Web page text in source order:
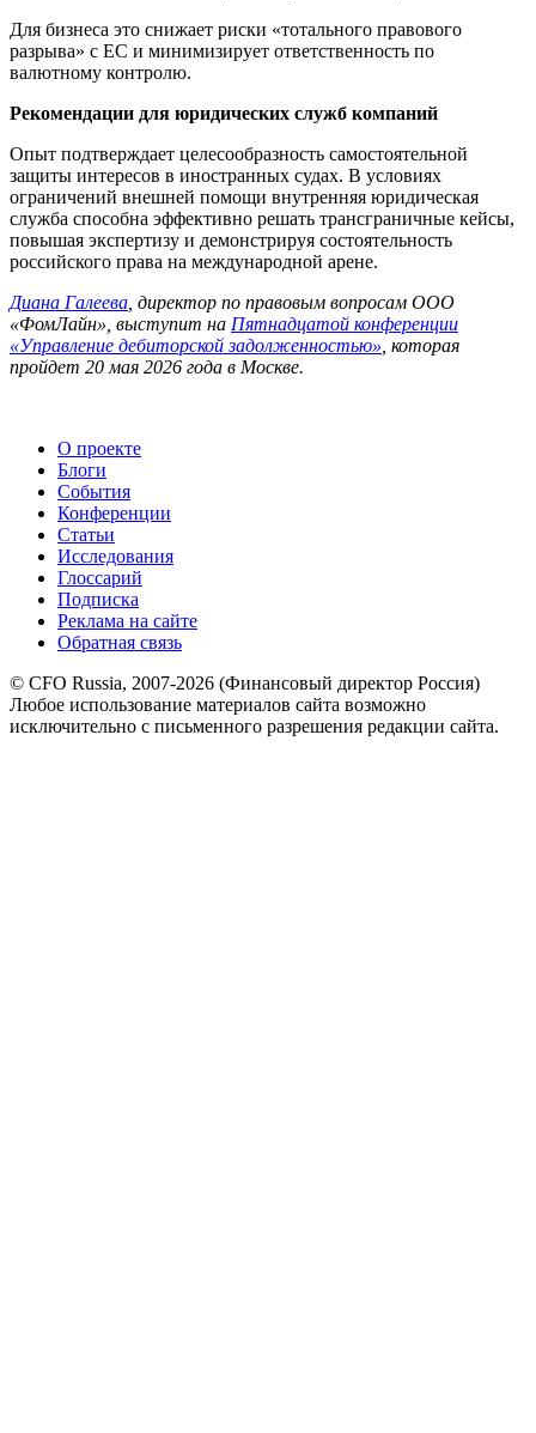
Для бизнеса это снижает риски «тотального правового
разрыва» с ЕС и минимизирует ответственность по
валютному контролю.
Рекомендации для юридических служб компаний
Опыт подтверждает целесообразность самостоятельной
защиты интересов в иностранных судах. В условиях
ограничений внешней помощи внутренняя юридическая
служба способна эффективно решать трансграничные кейсы,
повышая экспертизу и демонстрируя состоятельность
российского права на международной арене.
Диана Галеева , директор по правовым вопросам ООО
«ФомЛайн», выступит на Пятнадцатой конференции
«Управление дебиторской задолженностью» , которая
пройдет 20 мая 2026 года в Москве.
О проекте
Блоги
События
Конференции
Статьи
Исследования
Глоссарий
Подписка
Реклама на сайте
Обратная связь
© CFO Russia, 2007-2026 (Финансовый директор Россия)
Любое использование материалов сайта возможно
исключительно с письменного разрешения редакции сайта.